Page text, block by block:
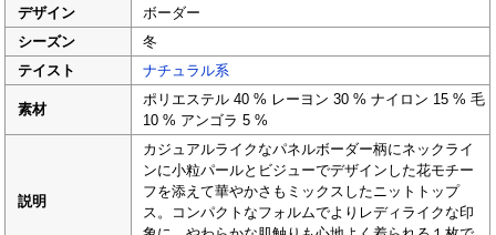
デザイン
ボーダー
シーズン
冬
テイスト
ナチュラル系
素材
ポリエステル 40 % レーヨン 30 % ナイロン 15 % 毛
10 % アンゴラ 5 %
説明
カジュアルライクなパネルボーダー柄にネックライ
ンに小粒パールとビジューでデザインした花モチー
フを添えて華やかさもミックスしたニットトップ
ス。コンパクトなフォルムでよりレディライクな印